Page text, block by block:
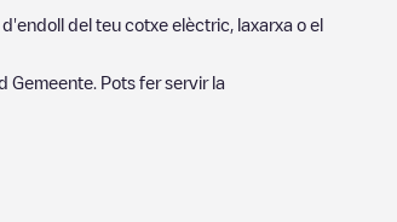
del teu cotxe elèctric, laxarxa o el
Gemeente . Pots fer servir la